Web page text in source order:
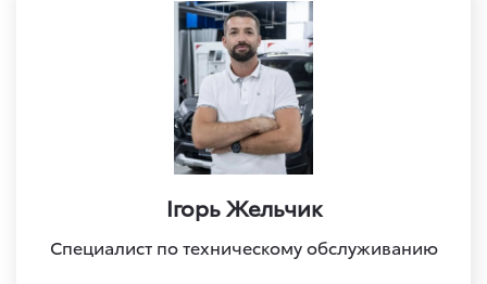
Ігорь Жельчик
Специалист по техническому обслуживанию